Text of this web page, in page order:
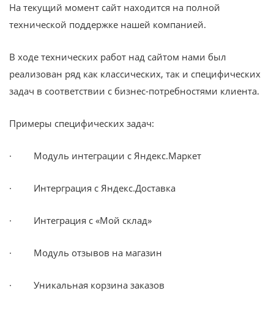
На текущий момент сайт находится на полной
технической поддержке нашей компанией.
В ходе технических работ над сайтом нами был
реализован ряд как классических, так и специфических
задач в соответствии с бизнес-потребностями клиента.
Примеры специфических задач:
· Модуль интеграции с Яндекс.Маркет
· Интерграция с Яндекс.Доставка
· Интеграция с «Мой склад»
· Модуль отзывов на магазин
· Уникальная корзина заказов